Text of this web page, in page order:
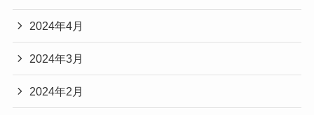
2024年4月
2024年3月
2024年2月